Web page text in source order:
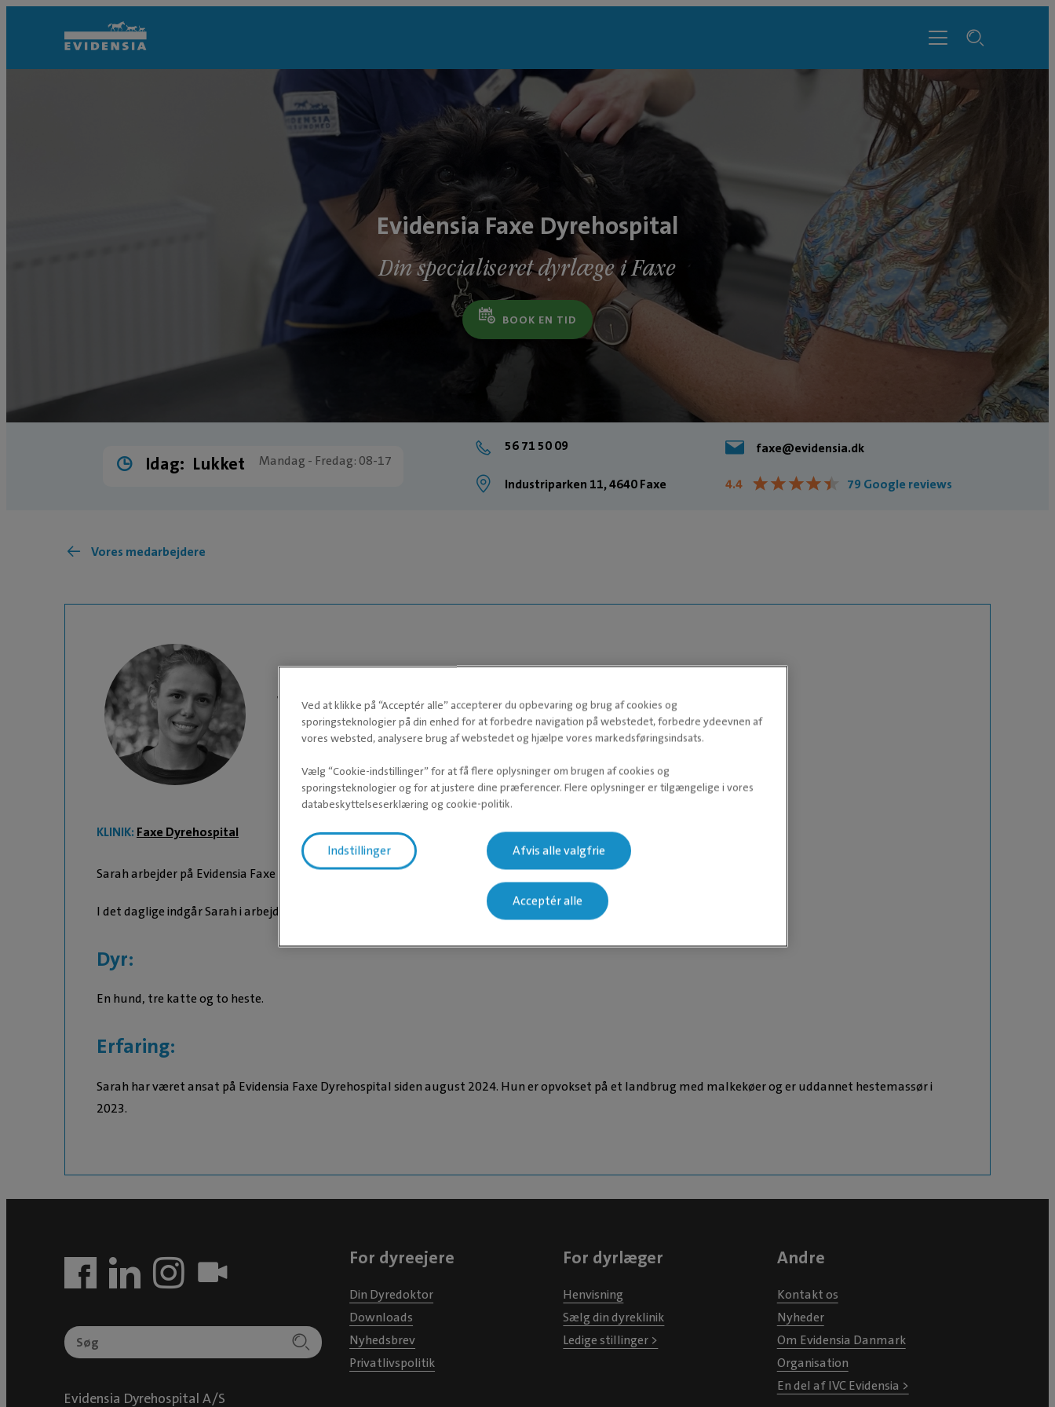
Evidensia Faxe Dyrehospital
Din specialiseret dyrlæge i Faxe
BOOK EN TID
Idag: Lukket Mandag - Fredag: 08-17
56 71 50 09 faxe@evidensia.dk
Industriparken 11, 4640 Faxe 4.4 ★★★★★
★★★★★ 79 Google reviews
Vores medarbejdere
VETERINÆRSYGEPLEJERSKEELEV
Sarah
KLINIK: Faxe Dyrehospital
Sarah arbejder på Evidensia Faxe Dyrehospital som veterinærsygeplejeskeelev.
I det daglige indgår Sarah i arbejdet som veterinærsygeplejeskeelev og bidrager bredt til klinikkens funktioner.
Dyr:
En hund, tre katte og to heste.
Erfaring:
Sarah har været ansat på Evidensia Faxe Dyrehospital siden august 2024. Hun er opvokset på et landbrug med malkekøer og er uddannet hestemassør i
2023.
Evidensia Dyrehospital A/S
For dyreejere
Din Dyredoktor
Downloads
Nyhedsbrev
Privatlivspolitik
For dyrlæger
Henvisning
Sælg din dyreklinik
Ledige stillinger >
Andre
Kontakt os
Nyheder
Om Evidensia Danmark
Organisation
En del af IVC Evidensia >
Ved at klikke på “Acceptér alle” accepterer du opbevaring og brug af cookies og
sporingsteknologier på din enhed for at forbedre navigation på webstedet, forbedre ydeevnen af
vores websted, analysere brug af webstedet og hjælpe vores markedsføringsindsats.
Vælg “Cookie-indstillinger” for at få flere oplysninger om brugen af cookies og
sporingsteknologier og for at justere dine præferencer. Flere oplysninger er tilgængelige i vores
databeskyttelseserklæring og cookie-politik.
Indstillinger Afvis alle valgfrie
Acceptér alle